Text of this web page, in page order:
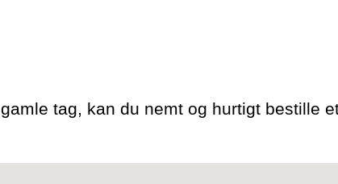
tag, kan du nemt og hurtigt bestille